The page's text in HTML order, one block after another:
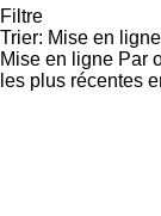
Filtre
Trier: Mise en ligne
Mise en ligne Par
les plus récentes